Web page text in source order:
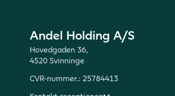
Andel Holding A/S
Hovedgaden 36,
4520 Svinninge
CVR-nummer.: 25784413